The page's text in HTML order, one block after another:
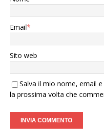
Email*
Sito web
Salva il mio nome, email
la prossima volta che